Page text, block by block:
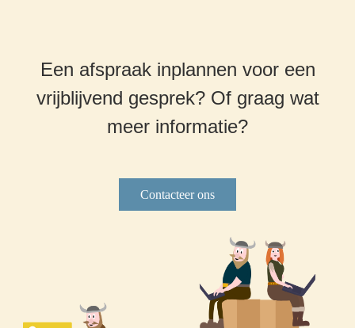
Een afspraak inplannen voor een
vrijblijvend gesprek? Of graag wat
meer informatie?
Contacteer ons